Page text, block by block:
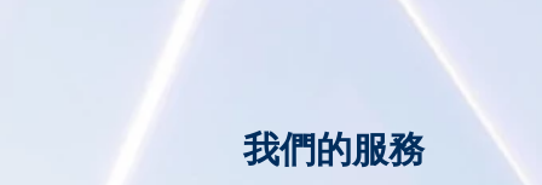
我們的服務